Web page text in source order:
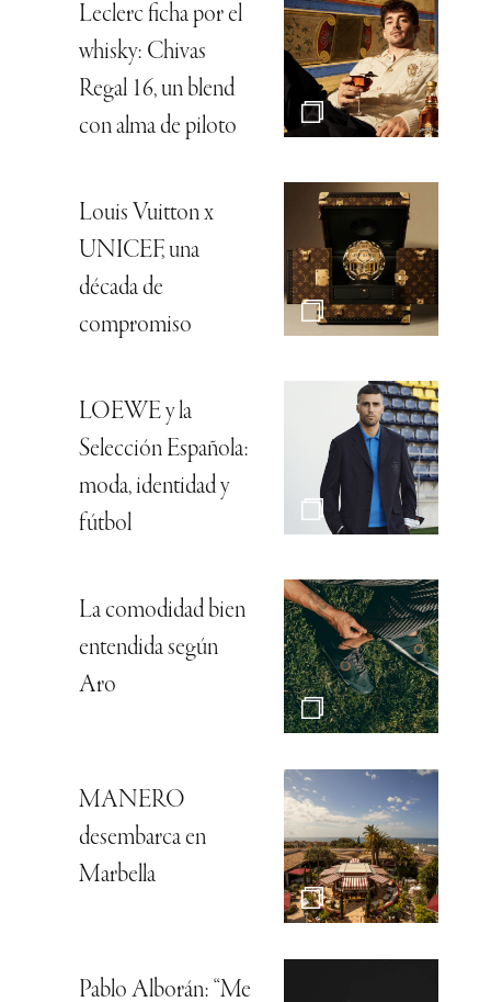
Leclerc ficha por el
whisky: Chivas
Regal 16, un blend
con alma de piloto
Louis Vuitton x
UNICEF, una
década de
compromiso
LOEWE y la
Selección Española:
moda, identidad y
fútbol
La comodidad bien
entendida según
Aro
MANERO
desembarca en
Marbella
Pablo Alborán: “Me